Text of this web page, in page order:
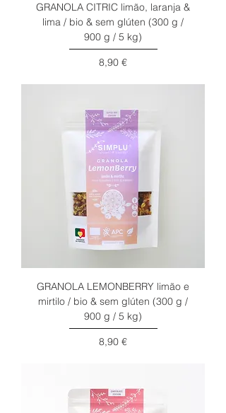
GRANOLA CITRIC limão, laranja &
lima / bio & sem glúten (300 g /
900 g / 5 kg)
Preço
8,90 €
GRANOLA LEMONBERRY limão e
mirtilo / bio & sem glúten (300 g /
900 g / 5 kg)
Preço
8,90 €